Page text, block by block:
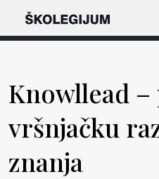
Knowllead
vršnjačku
znanja